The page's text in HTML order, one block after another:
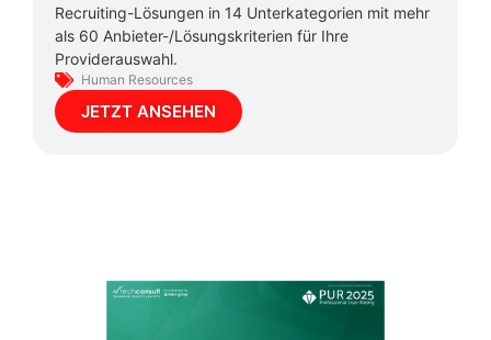
Recruiting-Lösungen in 14 Unterkategorien mit mehr
als 60 Anbieter-/Lösungskriterien für Ihre
Providerauswahl.
Human Resources
JETZT ANSEHEN